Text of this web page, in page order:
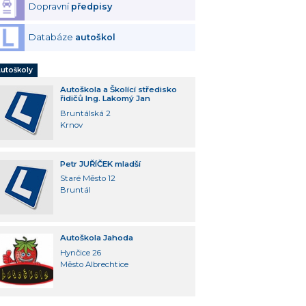
Dopravní předpisy
Databáze autoškol
Autoškola a Školící středisko
řidičů Ing. Lakomý Jan
Bruntálská 2
Krnov
Petr JUŘÍČEK mladší
Staré Město 12
Bruntál
Autoškola Jahoda
Hynčice 26
Město Albrechtice